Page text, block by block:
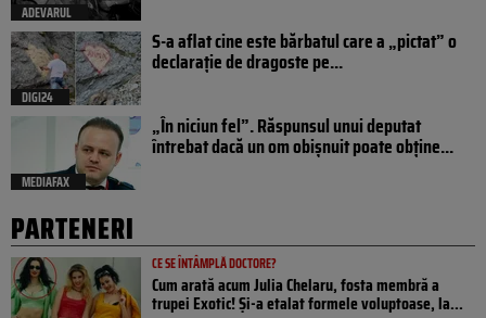
ADEVARUL
DIGI24
S-a aflat cine este bărbatul care a „pictat” o
declarație de dragoste pe...
MEDIAFAX
„În niciun fel”. Răspunsul unui deputat
întrebat dacă un om obișnuit poate obține...
PARTENERI
CE SE ÎNTÂMPLĂ DOCTORE?
Cum arată acum Julia Chelaru, fosta membră a
trupei Exotic! Și-a etalat formele voluptoase, la...